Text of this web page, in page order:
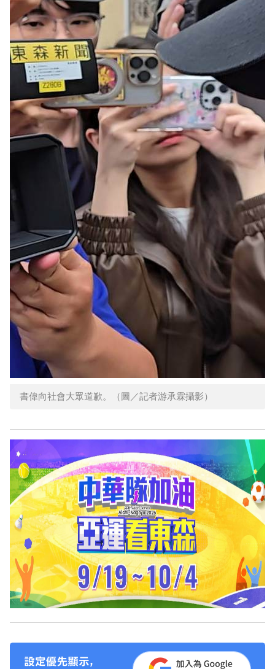
書偉向社會大眾道歉。（圖／記者游承霖攝影）